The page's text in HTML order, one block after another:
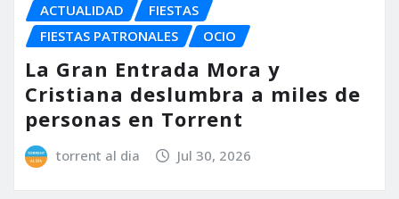
ACTUALIDAD
FIESTAS
FIESTAS PATRONALES
OCIO
La Gran Entrada Mora y
Cristiana deslumbra a miles de
personas en Torrent
torrent al dia Jul 30, 2026